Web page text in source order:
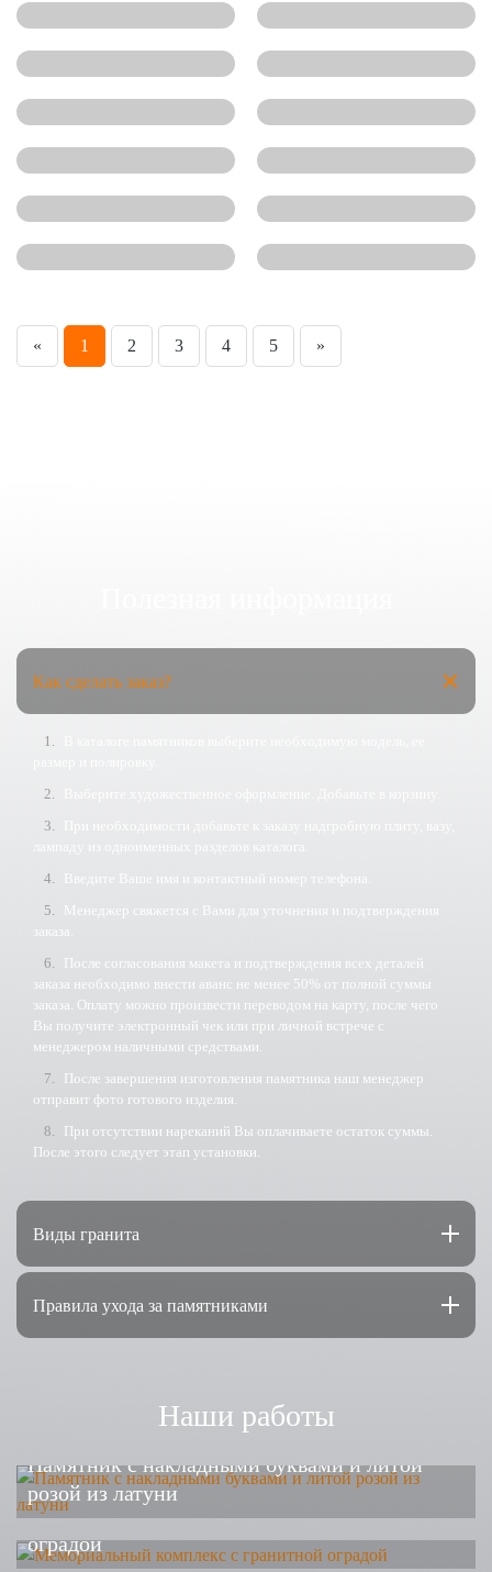
« 1 2 3 4 5 »
Как сделать заказ?
лампаду из одноименных разделов каталога.
Введите Ваше имя и контактный номер телефона.
Менеджер свяжется с Вами для уточнения и подтверждения
заказа.
После согласования макета и подтверждения всех деталей
заказа необходимо внести аванс не менее 50% от полной суммы
заказа. Оплату можно произвести переводом на карту, после чего
Вы получите электронный чек или при личной встрече с
менеджером наличными средствами.
После завершения изготовления памятника наш менеджер
отправит фото готового изделия.
При отсутствии нареканий Вы оплачиваете остаток суммы.
После этого следует этап установки.
Виды гранита
Правила ухода за памятниками
Наши работы
Памятник с накладными буквами и литой
розой из латуни
Мемориальный комплекс с гранитной
оградой